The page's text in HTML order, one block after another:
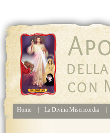
Home La Divina Misericordia